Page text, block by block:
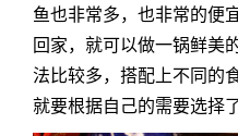
鱼也非常多，也非常的便
回家，就可以做一锅鲜美
法比较多，搭配上不同的
就要根据自己的需要选择了